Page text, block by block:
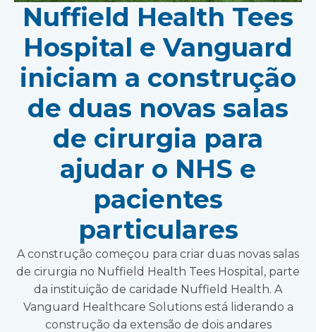
Nuffield Health Tees
Hospital e Vanguard
iniciam a construção
de duas novas salas
de cirurgia para
ajudar o NHS e
pacientes
particulares
A construção começou para criar duas novas salas
de cirurgia no Nuffield Health Tees Hospital, parte
da instituição de caridade Nuffield Health. A
Vanguard Healthcare Solutions está liderando a
construção da extensão de dois andares